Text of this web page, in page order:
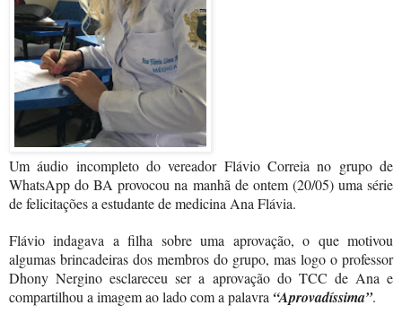
Um áudio incompleto do vereador Flávio Correia no grupo de
WhatsApp do BA provocou na manhã de ontem (20/05) uma série
de felicitações a estudante de medicina Ana Flávia.
Flávio indagava a filha sobre uma aprovação, o que motivou
algumas brincadeiras dos membros do grupo, mas logo o professor
Dhony Nergino esclareceu ser a aprovação do TCC de Ana e
compartilhou a imagem ao lado com a palavra “Aprovadíssima”.